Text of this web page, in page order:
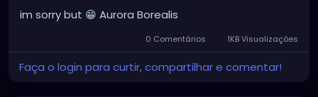
im sorry but 😁 Aurora Borealis
0 Comentários 1KB Visualizações
Faça o login para curtir, compartilhar e comentar!